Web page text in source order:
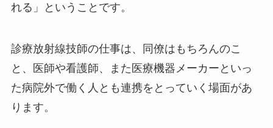
れる」ということです。
診療放射線技師の仕事は、同僚はもちろんのこ
と、医師や看護師、また医療機器メーカーといっ
た病院外で働く人とも連携をとっていく場面があ
ります。